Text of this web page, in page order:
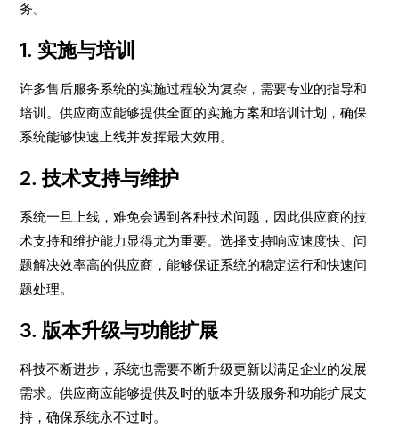
务。
1. 实施与培训
许多售后服务系统的实施过程较为复杂，需要专业的指导和
培训。供应商应能够提供全面的实施方案和培训计划，确保
系统能够快速上线并发挥最大效用。
2. 技术支持与维护
系统一旦上线，难免会遇到各种技术问题，因此供应商的技
术支持和维护能力显得尤为重要。选择支持响应速度快、问
题解决效率高的供应商，能够保证系统的稳定运行和快速问
题处理。
3. 版本升级与功能扩展
科技不断进步，系统也需要不断升级更新以满足企业的发展
需求。供应商应能够提供及时的版本升级服务和功能扩展支
持，确保系统永不过时。